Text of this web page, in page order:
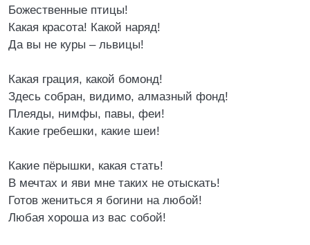
Божественные птицы!
Какая красота! Какой наряд!
Да вы не куры – львицы!
Какая грация, какой бомонд!
Здесь собран, видимо, алмазный фонд!
Плеяды, нимфы, павы, феи!
Какие гребешки, какие шеи!
Какие пёрышки, какая стать!
В мечтах и яви мне таких не отыскать!
Готов жениться я богини на любой!
Любая хороша из вас собой!